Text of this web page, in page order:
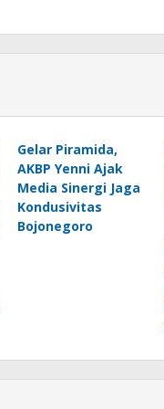
Gelar Piramida,
AKBP Yenni Ajak
Media Sinergi Jaga
Kondusivitas
Bojonegoro